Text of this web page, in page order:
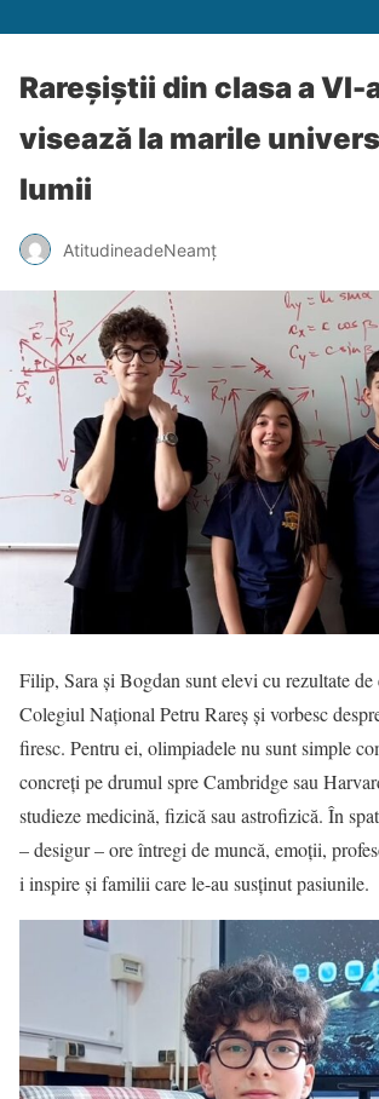
Rareșiștii din clasa a VI-
visează la marile
lumii
AtitudineadeNeamț
Filip, Sara și Bogdan sunt elevi cu rezultate de
Colegiul Național Petru Rareș și vorbesc
firesc. Pentru ei, olimpiadele nu sunt simple
concreți pe drumul spre Cambridge sau
studieze medicină, fizică sau astrofizică. În
– desigur – ore întregi de muncă, emoții,
i inspire și familii care le-au susținut pasiunile.